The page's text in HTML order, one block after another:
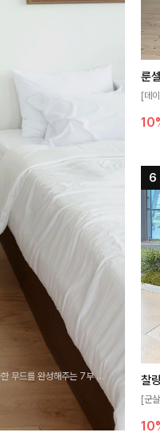
무드를 완성해주는 7부 블
세련된 스타일링을 연출하
룬
[데
성
즐기
[군
편